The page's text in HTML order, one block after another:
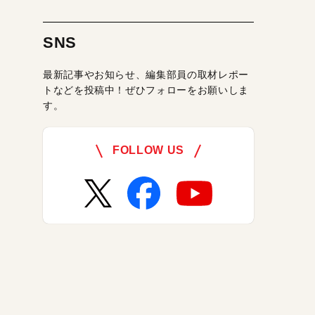
SNS
最新記事やお知らせ、編集部員の取材レポー
トなどを投稿中！ぜひフォローをお願いしま
す。
FOLLOW US